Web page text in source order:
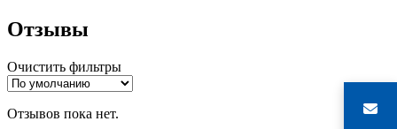
Отзывы
Очистить фильтры
Отзывов пока нет.